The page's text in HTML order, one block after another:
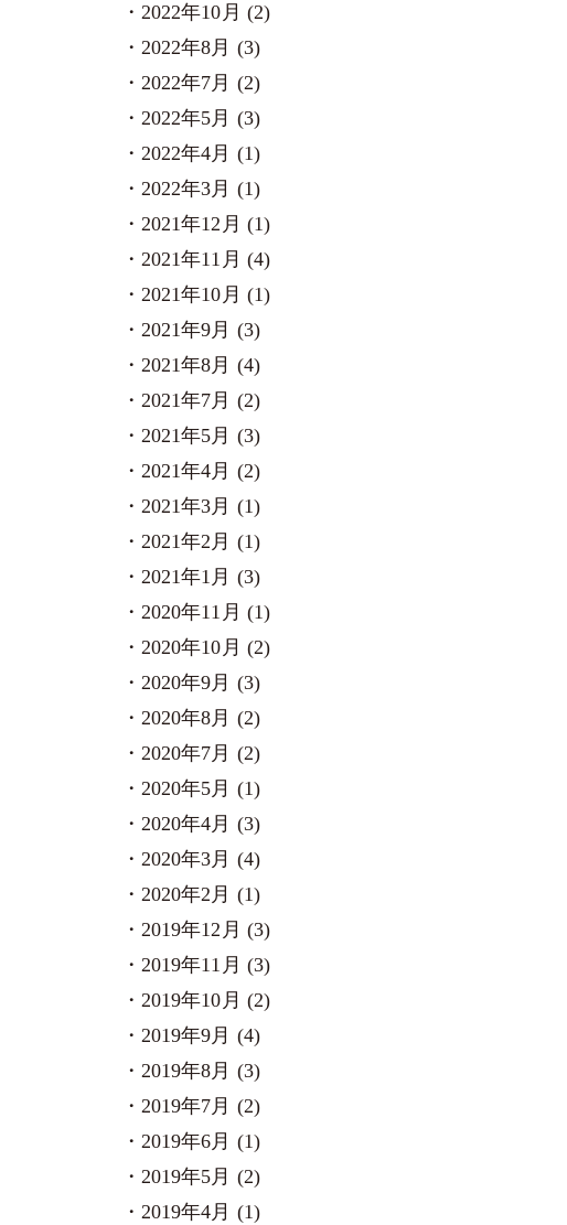
2022年10月 (2)
2022年8月 (3)
2022年7月 (2)
2022年5月 (3)
2022年4月 (1)
2022年3月 (1)
2021年12月 (1)
2021年11月 (4)
2021年10月 (1)
2021年9月 (3)
2021年8月 (4)
2021年7月 (2)
2021年5月 (3)
2021年4月 (2)
2021年3月 (1)
2021年2月 (1)
2021年1月 (3)
2020年11月 (1)
2020年10月 (2)
2020年9月 (3)
2020年8月 (2)
2020年7月 (2)
2020年5月 (1)
2020年4月 (3)
2020年3月 (4)
2020年2月 (1)
2019年12月 (3)
2019年11月 (3)
2019年10月 (2)
2019年9月 (4)
2019年8月 (3)
2019年7月 (2)
2019年6月 (1)
2019年5月 (2)
2019年4月 (1)